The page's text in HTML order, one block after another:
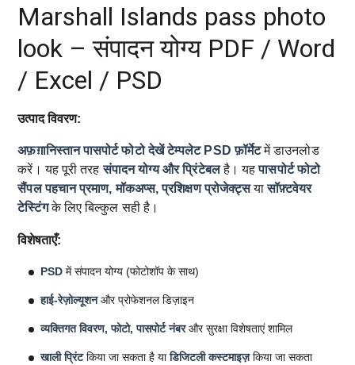
Marshall Islands pass photo
look – संपादन योग्य PDF / Word
/ Excel / PSD
उत्पाद विवरण:
अफ़ग़ानिस्तान पासपोर्ट फोटो देखें टेम्पलेट PSD फ़ॉर्मेटमें डाउनलोड
करें। यह पूरी तरहसंपादन योग्य और प्रिंटेबलहै। यहपासपोर्ट फोटो
सैंपल पहचान प्रमाण, मॉकअप्स, प्रशिक्षण प्रोजेक्ट्सयासॉफ़्टवेयर
टेस्टिंगके लिए बिल्कुल सही है।
विशेषताएँ:
PSD में संपादन योग्य (फोटोशॉप के साथ)
हाई-रेज़ोल्यूशनऔर प्रोफेशनल डिज़ाइन
व्यक्तिगत विवरण, फोटो, पासपोर्ट नंबरऔर सुरक्षा विशेषताएं शामिल
खाली प्रिंटकिया जा सकता है याडिजिटली कस्टमाइज़किया जा सकता